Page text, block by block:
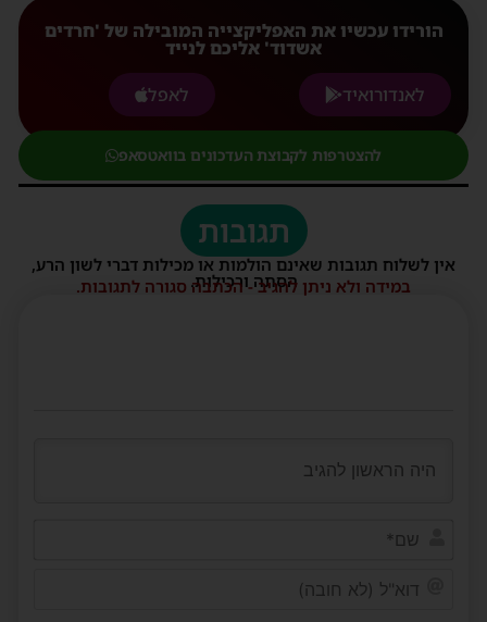
הורידו עכשיו את האפליקצייה המובילה של 'חרדים
אשדוד' אליכם לנייד
לאנדורואיד
לאפל
להצטרפות לקבוצת העדכונים בוואטסאפ
תגובות
אין לשלוח תגובות שאינם הולמות או מכילות דברי לשון הרע,
הסתה ורכילות.
במידה ולא ניתן להגיב - הכתבה סגורה לתגובות.